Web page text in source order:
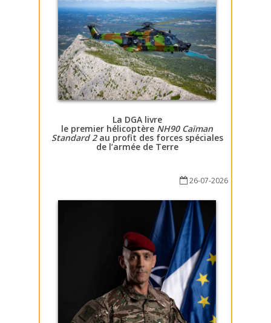
La DGA livre
le premier hélicoptère NH90 Caïman
Standard 2au profit des forces spéciales
de l’armée de Terre
26-07-2026